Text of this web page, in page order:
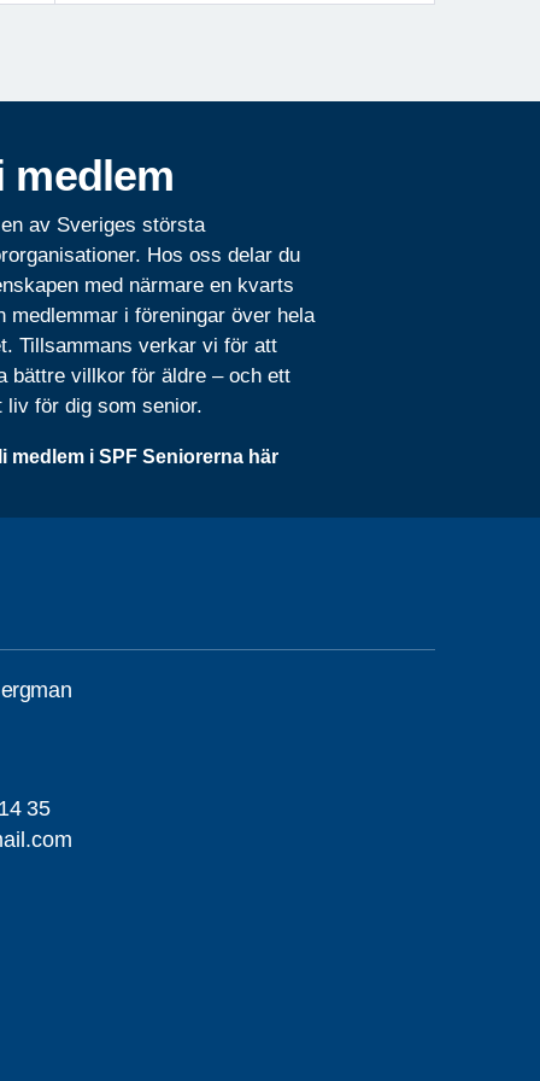
medlem
av Sveriges största
Hos oss delar du
med närmare en kvarts
medlemmar i föreningar över hela
Tillsammans verkar vi för att
bättre villkor för äldre – och ett
liv för dig som senior.
medlem i SPF Seniorerna här
35